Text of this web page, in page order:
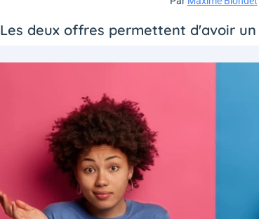
Les deux offres permettent d'avoir